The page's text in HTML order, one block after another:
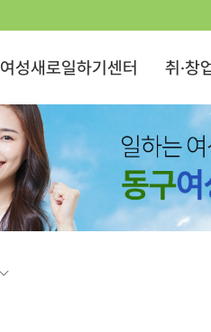
여성새로일하기센터 취·창